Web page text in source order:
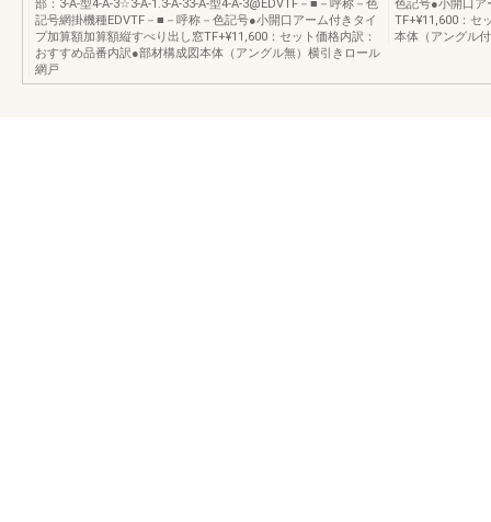
部：3-A-型4-A-3☆3-A-1.3-A-33-A-型4-A-3@EDVTF－■－呼称－色
記号網掛機種EDVTF－■－呼称－色記号●小開口アーム付きタイ
プ加算額加算額縦すべり出し窓TF+¥11,600：セット価格内訳：
おすすめ品番内訳●部材構成図本体（アングル無）横引きロール
網戸
色記号●小開口ア
TF+¥11,600：セ
本体（アングル